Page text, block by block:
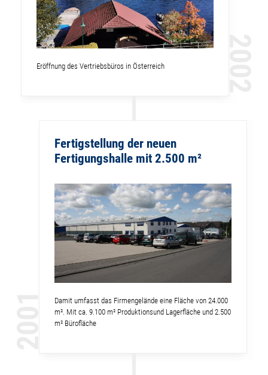
Eröffnung des Vertriebsbüros in Österreich
Fertigstellung der neuen
Fertigungshalle mit 2.500 m²
Damit umfasst das Firmengelände eine Fläche von 24.000
m². Mit ca. 9.100 m² Produktionsund Lagerfläche und 2.500
m² Bürofläche